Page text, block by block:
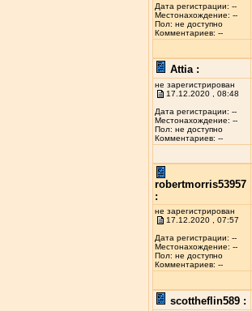
Дата регистрации: --
Местонахождение: --
Пол: не доступно
Комментариев: --
Attia :
не зарегистрирован
17.12.2020 , 08:48
Дата регистрации: --
Местонахождение: --
Пол: не доступно
Комментариев: --
robertmorris53957
:
не зарегистрирован
17.12.2020 , 07:57
Дата регистрации: --
Местонахождение: --
Пол: не доступно
Комментариев: --
scottheflin589 :